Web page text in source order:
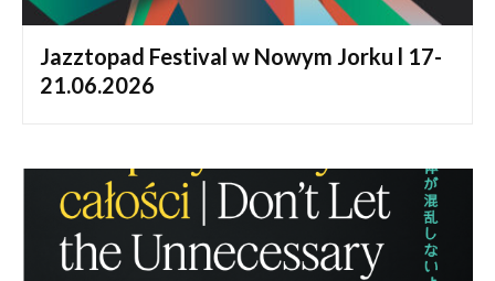
Jazztopad Festival w Nowym Jorku l 17-
21.06.2026